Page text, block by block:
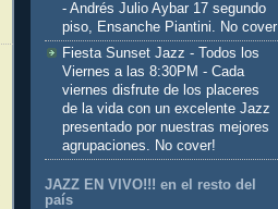
- Andrés Julio Aybar 17 segundo
piso, Ensanche Piantini. No cover
Fiesta Sunset Jazz - Todos los
Viernes a las 8:30PM - Cada
viernes disfrute de los placeres
de la vida con un excelente Jazz
presentado por nuestras mejores
agrupaciones. No cover!
JAZZ EN VIVO!!! en el resto del
país